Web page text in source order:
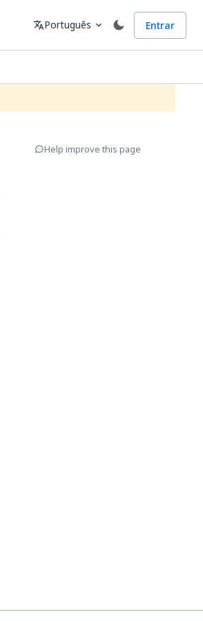
Idioma
translatePortuguês expand_more Entrar
Help improve this page